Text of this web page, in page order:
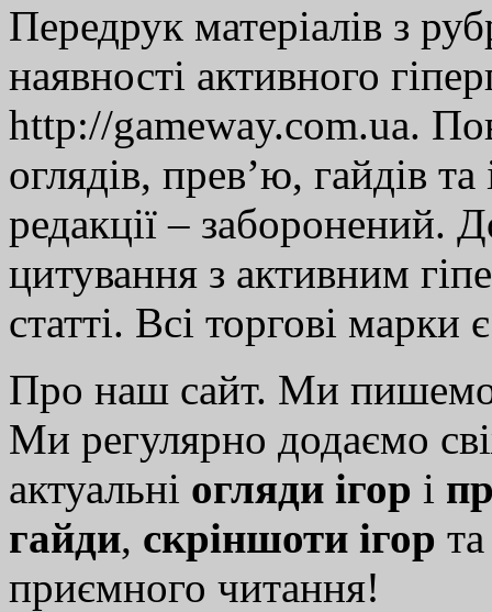
Передрук матеріалів з
наявності активного
http://gameway.com.ua.
оглядів, прев’ю, гайдів
редакції – заборонений.
цитування з активним
статті. Всі торгові марки
Про наш сайт. Ми
Ми регулярно додаємо
актуальні огляди ігор і
гайди, скріншоти ігор
приємного читання!